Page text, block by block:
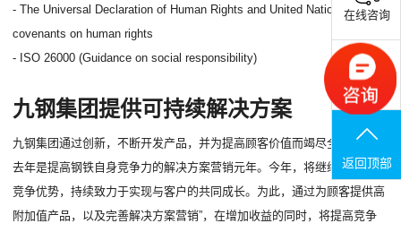
- The Universal Declaration of Human Rights and United Nations
covenants on human rights
- ISO 26000 (Guidance on social responsibility)
九钢集团提供可持续解决方案
九钢集团通过创新，不断开发产品，并为提高顾客价值而竭尽全力。宣布
去年是提高钢铁自身竞争力的解决方案营销元年。今年，将继续确保全球
竞争优势，持续致力于实现与客户的共同成长。为此，通过为顾客提供高
附加值产品，以及完善解决方案营销”，在增加收益的同时，将提高竞争
在线咨询
联系电话
返回顶部